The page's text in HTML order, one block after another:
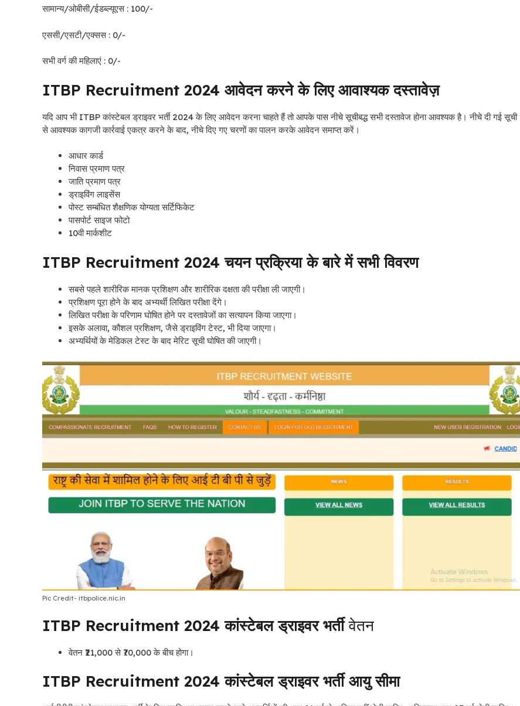
सामान्य/ओबीसी/ईडब्ल्यूएस : 100/-
एससी/एसटी/एक्सस : 0/-
सभी वर्ग की महिलाएं : 0/-
ITBP Recruitment 2024 आवेदन करने के लिए आवाश्यक दस्तावेज़
यदि आप भी ITBP कांस्टेबल ड्राइवर भर्ती 2024 के लिए आवेदन करना चाहते हैं तो आपके पास नीचे सूचीबद्ध सभी दस्तावेज होना आवश्यक है। नीचे दी गई सूची
से आवश्यक कागजी कार्रवाई एकत्र करने के बाद, नीचे दिए गए चरणों का पालन करके आवेदन समाप्त करें।
आधार कार्ड
निवास प्रमाण पत्र
जाति प्रमाण पत्र
ड्राइविंग लाइसेंस
पोस्ट सम्बंधित शैक्षणिक योग्यता सर्टिफिकेट
पासपोर्ट साइज फोटो
10वी मार्कशीट
ITBP Recruitment 2024 चयन प्रक्रिया के बारे में सभी विवरण
सबसे पहले शारीरिक मानक प्रशिक्षण और शारीरिक दक्षता की परीक्षा ली जाएगी।
प्रशिक्षण पूरा होने के बाद अभ्यर्थी लिखित परीक्षा देंगे।
लिखित परीक्षा के परिणाम घोषित होने पर दस्तावेजों का सत्यापन किया जाएगा।
इसके अलावा, कौशल प्रशिक्षण, जैसे ड्राइविंग टेस्ट, भी दिया जाएगा।
अभ्यर्थियों के मेडिकल टेस्ट के बाद मेरिट सूची घोषित की जाएगी।
Pic Credit- itbpolice.nic.in
ITBP Recruitment 2024 कांस्टेबल ड्राइवर भर्तीवेतन
वेतन ₹21,000 से ₹70,000 के बीच होगा।
ITBP Recruitment 2024 कांस्टेबल ड्राइवर भर्ती आयु सीमा